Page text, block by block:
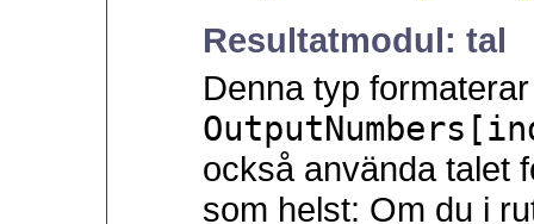
Resultatmodul: tal
Denna typ
också använda talet
som helst: Om du i